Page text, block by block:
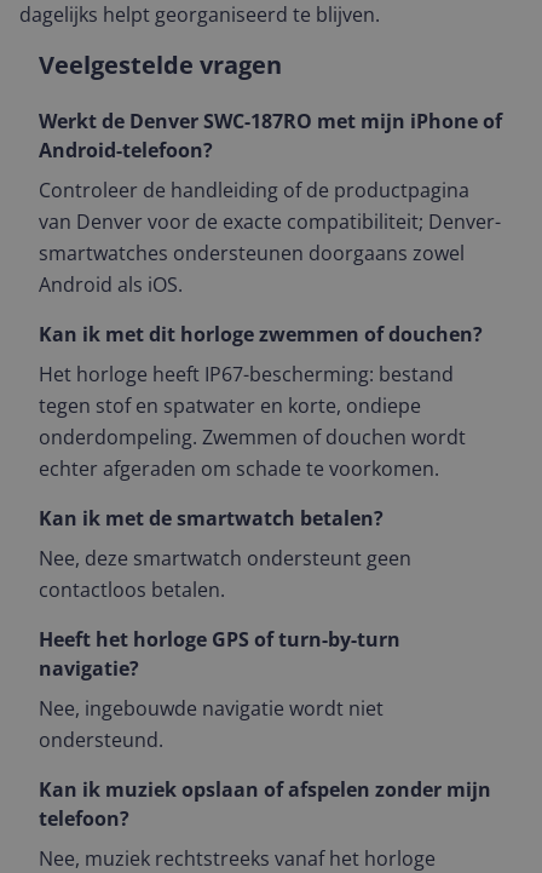
dagelijks helpt georganiseerd te blijven.
Veelgestelde vragen
Werkt de Denver SWC-187RO met mijn iPhone of
Android-telefoon?
Controleer de handleiding of de productpagina
van Denver voor de exacte compatibiliteit; Denver-
smartwatches ondersteunen doorgaans zowel
Android als iOS.
Kan ik met dit horloge zwemmen of douchen?
Het horloge heeft IP67-bescherming: bestand
tegen stof en spatwater en korte, ondiepe
onderdompeling. Zwemmen of douchen wordt
echter afgeraden om schade te voorkomen.
Kan ik met de smartwatch betalen?
Nee, deze smartwatch ondersteunt geen
contactloos betalen.
Heeft het horloge GPS of turn-by-turn
navigatie?
Nee, ingebouwde navigatie wordt niet
ondersteund.
Kan ik muziek opslaan of afspelen zonder mijn
telefoon?
Nee, muziek rechtstreeks vanaf het horloge